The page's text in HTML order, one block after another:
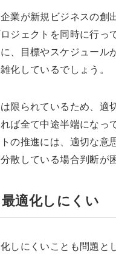
業が新規ビジネスの創
ジェクトを同時に行っ
、目標やスケジュール
化しているでしょう。
限られているため、適
ば全て中途半端になっ
の推進には、適切な意
散している場合判断が
適化しにくい
しにくいことも問題と